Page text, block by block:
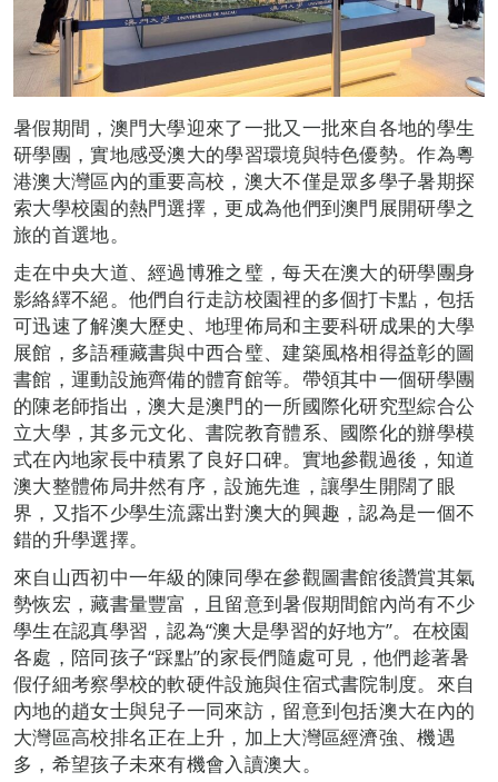
暑假期間，澳門大學迎來了一批又一批來自各地的學生
研學團，實地感受澳大的學習環境與特色優勢。作為粵
港澳大灣區內的重要高校，澳大不僅是眾多學子暑期探
索大學校園的熱門選擇，更成為他們到澳門展開研學之
旅的首選地。
走在中央大道、經過博雅之璧，每天在澳大的研學團身
影絡繹不絕。他們自行走訪校園裡的多個打卡點，包括
可迅速了解澳大歷史、地理佈局和主要科研成果的大學
展館，多語種藏書與中西合璧、建築風格相得益彰的圖
書館，運動設施齊備的體育館等。帶領其中一個研學團
的陳老師指出，澳大是澳門的一所國際化研究型綜合公
立大學，其多元文化、書院教育體系、國際化的辦學模
式在內地家長中積累了良好口碑。實地參觀過後，知道
澳大整體佈局井然有序，設施先進，讓學生開闊了眼
界，又指不少學生流露出對澳大的興趣，認為是一個不
錯的升學選擇。
來自山西初中一年級的陳同學在參觀圖書館後讚賞其氣
勢恢宏，藏書量豐富，且留意到暑假期間館內尚有不少
學生在認真學習，認為“澳大是學習的好地方”。在校園
各處，陪同孩子“踩點”的家長們隨處可見，他們趁著暑
假仔細考察學校的軟硬件設施與住宿式書院制度。來自
內地的趙女士與兒子一同來訪，留意到包括澳大在內的
大灣區高校排名正在上升，加上大灣區經濟強、機遇
多，希望孩子未來有機會入讀澳大。